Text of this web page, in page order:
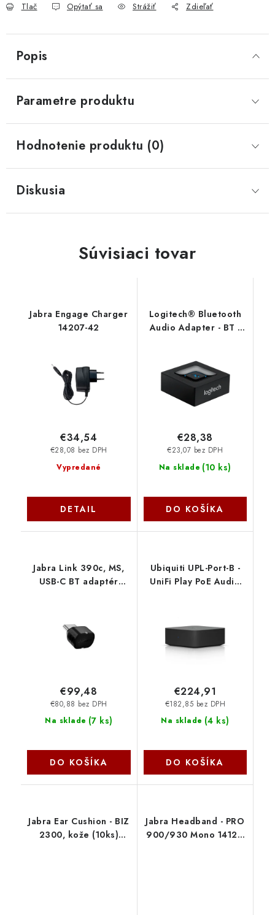
Tlač Opýtať sa Strážiť Zdieľať
Popis
Parametre produktu
Hodnotenie produktu (0)
Diskusia
Súvisiaci tovar
Jabra Engage Charger
14207-42
Vypredané
€28,08 bez DPH
€34,54
DETAIL
Logitech® Bluetooth
Audio Adapter - BT -
Na sklade (10 ks)
€23,07 bez DPH
€28,38
DO KOŠÍKA
Jabra Link 390c, MS,
USB-C BT adaptér
Na sklade (7 ks)
€80,88 bez DPH
€99,48
DO KOŠÍKA
Ubiquiti UPL-Port-B -
UniFi Play PoE Audio
Na sklade (4 ks)
€182,85 bez DPH
€224,91
DO KOŠÍKA
Jabra Ear Cushion - BIZ
2300, kože (10ks)
Jabra Headband - PRO
900/930 Mono 14121-